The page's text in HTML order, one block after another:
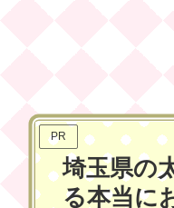
PR
ホーム
埼玉県の
る本当に